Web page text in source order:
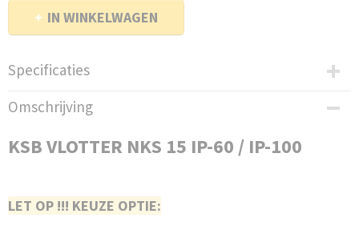
IN WINKELWAGEN
Specificaties
Productcode
602-246
Omschrijving
KSB VLOTTER NKS 15 IP-60 / IP-100
LET OP !!! KEUZE OPTIE: